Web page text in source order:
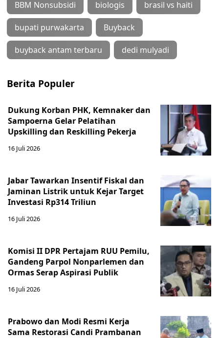
BBM Nonsubsidi biologis brasil vs haiti
bupati purwakarta Buyback
buyback antam terbaru dedi mulyadi
Berita Populer
Dukung Korban PHK, Kemnaker dan
Sampoerna Gelar Pelatihan
Upskilling dan Reskilling Pekerja
16 Juli 2026
Jabar Tawarkan Insentif Fiskal dan
Jaminan Listrik untuk Kejar Target
Investasi Rp314 Triliun
16 Juli 2026
Komisi II DPR Pertajam RUU Pemilu,
Gandeng Parpol Nonparlemen dan
Ormas Serap Aspirasi Publik
16 Juli 2026
Prabowo dan Modi Resmi Kerja
Sama Restorasi Candi Prambanan